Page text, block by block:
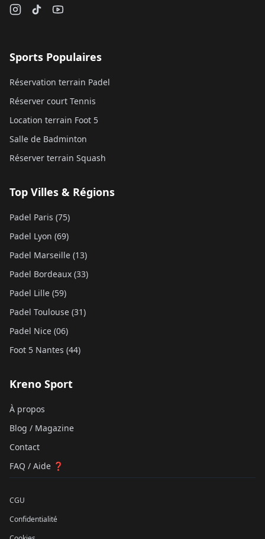
Sports Populaires
Réservation terrain Padel
Réserver court Tennis
Location terrain Foot 5
Salle de Badminton
Réserver terrain Squash
Top Villes & Régions
Padel Paris (75)
Padel Lyon (69)
Padel Marseille (13)
Padel Bordeaux (33)
Padel Lille (59)
Padel Toulouse (31)
Padel Nice (06)
Foot 5 Nantes (44)
Kreno Sport
À propos
Blog / Magazine
Contact
FAQ / Aide ❓
CGU
Confidentialité